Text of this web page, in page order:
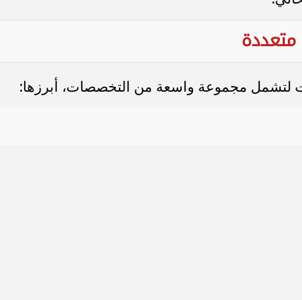
لتشمل مجموعة واسعة من التخصصات، أبرزها: